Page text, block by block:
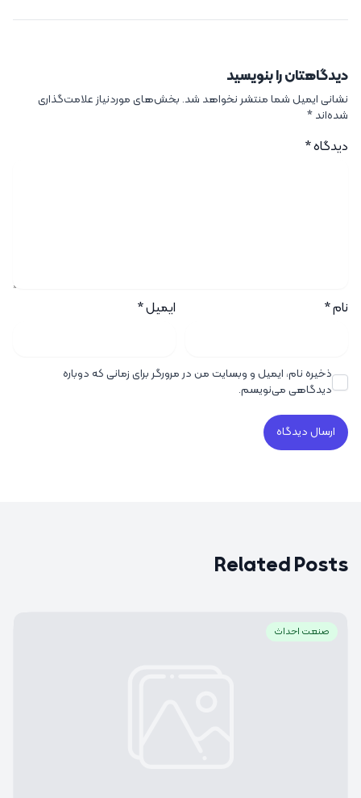
دیدگاهتان را بنویسید
نشانی ایمیل شما منتشر نخواهد شد. بخش‌های موردنیاز علامت‌گذاری
شده‌اند*
دیدگاه*
نام* ایمیل*
ذخیره نام، ایمیل و وبسایت من در مرورگر برای زمانی که دوباره
دیدگاهی می‌نویسم.
Related Posts
صنعت احداث